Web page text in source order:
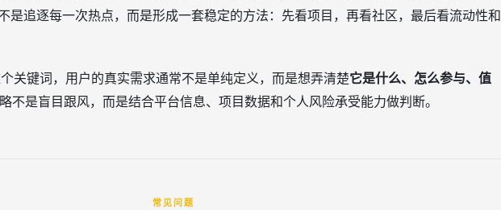
是追逐每一次热点，而是形成一套稳定的方法：先看项目，再看社区，最后看流动性和
关键词，用户的真实需求通常不是单纯定义，而是想弄清楚它是什么、怎么参与、值
不是盲目跟风，而是结合平台信息、项目数据和个人风险承受能力做判断。
常见问题